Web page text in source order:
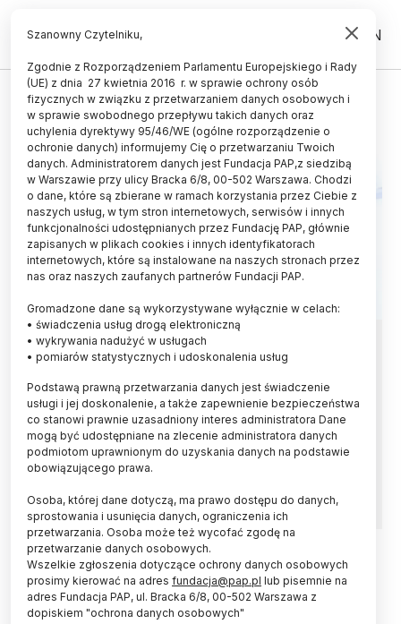
PL EN
DOPAMINA
Czujnik łez pokaże poziom
dopaminy w mózgu
Opracowano sensor, który poprzez analizę
kilku kropel łez może określić poziom
dopaminy w mózgu. Zaburzenia jej stężenia
towarzyszom różnym problemom
neurologicznym.
ŚWIAT 17.06.2026
Naukowcy: młodzież ma za mało
dopaminy
Szanowny Czytelniku,
Zgodnie z Rozporządzeniem Parlamentu Europejskiego i Rady
(UE) z dnia 27 kwietnia 2016 r. w sprawie ochrony osób
fizycznych w związku z przetwarzaniem danych osobowych i
w sprawie swobodnego przepływu takich danych oraz
uchylenia dyrektywy 95/46/WE (ogólne rozporządzenie o
ochronie danych) informujemy Cię o przetwarzaniu Twoich
danych. Administratorem danych jest Fundacja PAP,z siedzibą
w Warszawie przy ulicy Bracka 6/8, 00-502 Warszawa. Chodzi
o dane, które są zbierane w ramach korzystania przez Ciebie z
naszych usług, w tym stron internetowych, serwisów i innych
funkcjonalności udostępnianych przez Fundację PAP, głównie
zapisanych w plikach cookies i innych identyfikatorach
internetowych, które są instalowane na naszych stronach przez
nas oraz naszych zaufanych partnerów Fundacji PAP.
Gromadzone dane są wykorzystywane wyłącznie w celach:
• świadczenia usług drogą elektroniczną
• wykrywania nadużyć w usługach
• pomiarów statystycznych i udoskonalenia usług
Podstawą prawną przetwarzania danych jest świadczenie
usługi i jej doskonalenie, a także zapewnienie bezpieczeństwa
co stanowi prawnie uzasadniony interes administratora Dane
mogą być udostępniane na zlecenie administratora danych
podmiotom uprawnionym do uzyskania danych na podstawie
obowiązującego prawa.
Osoba, której dane dotyczą, ma prawo dostępu do danych,
sprostowania i usunięcia danych, ograniczenia ich
przetwarzania. Osoba może też wycofać zgodę na
przetwarzanie danych osobowych.
Wszelkie zgłoszenia dotyczące ochrony danych osobowych
prosimy kierować na adres fundacja@pap.pl lub pisemnie na
adres Fundacja PAP, ul. Bracka 6/8, 00-502 Warszawa z
dopiskiem "ochrona danych osobowych"